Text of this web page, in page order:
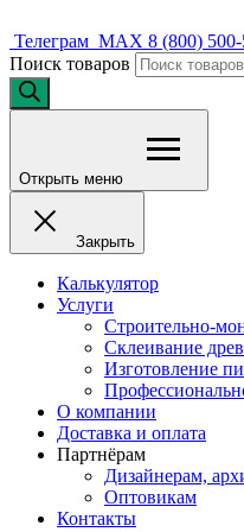
Телеграм MAX 8 (800)
Поиск товаров
Открыть меню
Закрыть
Калькулятор
Услуги
Строительно-
Склеивание
Изготовление
О компании
Доставка и оплата
Партнёрам
Дизайнерам,
Оптовикам
Контакты